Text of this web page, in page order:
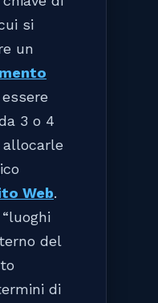
si
un
3 o 4
allocarle
Web.
del
di